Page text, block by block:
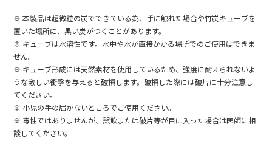
※ 本製品は超微粒の炭でできている為、手に触れた場合や竹炭キューブを
置いた場所に、黒い炭がつくことがあります。
※ キューブは水溶性です。水中や水が直接かかる場所でのご使用はできま
せん。
※ キューブ形成には天然素材を使用しているため、強度に耐えられないよ
うな激しい衝撃を与えると破損します。破損した際には破片に十分注意し
てください。
※ 小児の手の届かないところでご使用ください。
※ 毒性ではありませんが、誤飲または破片等が目に入った場合は医師に相
談してください。